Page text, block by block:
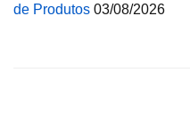
de Produtos 03/08/2026